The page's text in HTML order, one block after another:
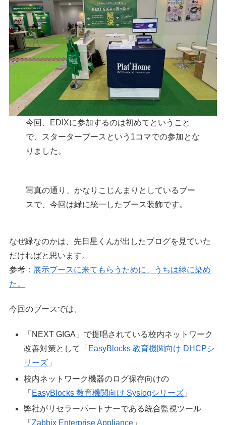
今回、EDIXに参加するのは初めてということ
で、スターターブースという1コマでの参加とな
りました。
写真の通り、かなりこじんまりとしているブー
スで、今回は緑に統一したブース装飾です。
なぜ緑なのかは、先日星くんが出したブログを見ていた
だければと思います。
参考： 展示ブースに来てもらうために、うちは緑に染め
た。
今回のブースでは、
「NEXT GIGA」で提唱されている校内ネットワーク
改善対策として「 EasyBlocks 教育機関向け DHCPシ
リーズ 」
校内ネットワーク機器のログ保存向けの
「 EasyBlocks 教育機関向け Syslogシリーズ 」
弊社がリセラーパートナーである統合監視ツール
「Zabbix Enterprise Appliance 」